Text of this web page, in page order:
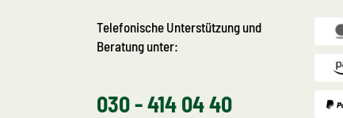
Telefonische Unterstützung und
Beratung unter:
030 - 414 04 40